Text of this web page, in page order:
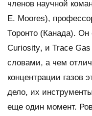
членов научной
E. Moores),
Торонто (Канада). Он
Curiosity, и Trace
словами, а чем
концентрации газов
дело, их
еще один момент.